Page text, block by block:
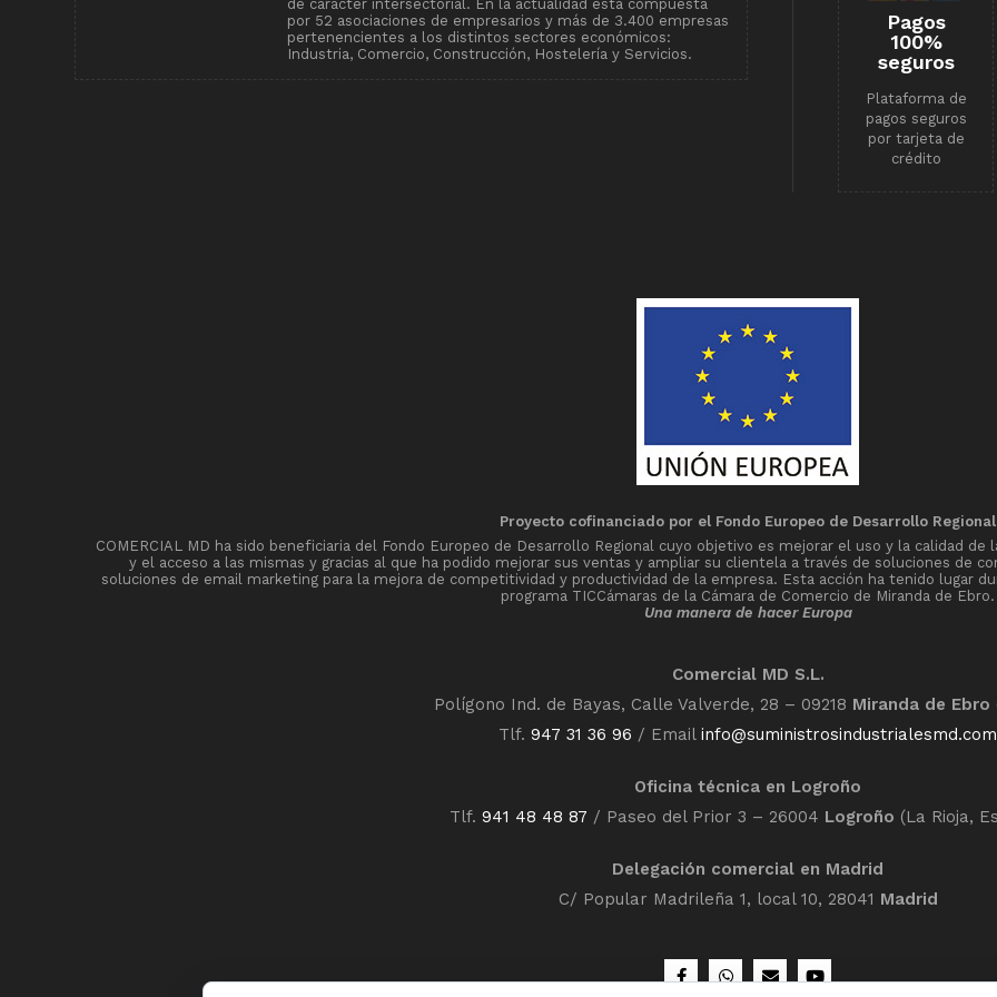
de carácter intersectorial. En la actualidad está compuesta
por 52 asociaciones de empresarios y más de 3.400 empresas
pertenencientes a los distintos sectores económicos:
Industria, Comercio, Construcción, Hostelería y Servicios.
Pagos
100%
seguros
Plataforma de
pagos seguros
por tarjeta de
crédito
Proyecto cofinanciado por el Fondo Europeo de Desarrollo Regional
COMERCIAL MD ha sido beneficiaria del Fondo Europeo de Desarrollo Regional cuyo objetivo es mejorar el uso y la calidad
y el acceso a las mismas y gracias al que ha podido mejorar sus ventas y ampliar su clientela a través de soluciones de
soluciones de email marketing para la mejora de competitividad y productividad de la empresa. Esta acción ha tenido lugar
programa TICCámaras de la Cámara de Comercio de Miranda de Ebro.
Una manera de hacer Europa
Comercial MD S.L.
Polígono Ind. de Bayas, Calle Valverde, 28 – 09218 Miranda de Ebro
Tlf. 947 31 36 96 / Email info@suministrosindustrialesmd.com
Oficina técnica en Logroño
Tlf. 941 48 48 87 / Paseo del Prior 3 – 26004 Logroño (La Rioja,
Delegación comercial en Madrid
C/ Popular Madrileña 1, local 10, 28041 Madrid